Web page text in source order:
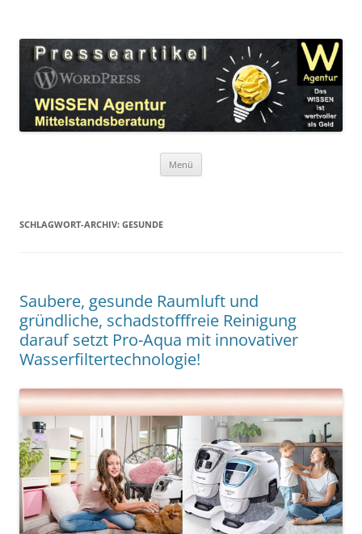
Agentur
Menü
SCHLAGWORT-ARCHIV: GESUNDE
Saubere, gesunde Raumluft und
gründliche, schadstofffreie Reinigung
darauf setzt Pro-Aqua mit innovativer
Wasserfiltertechnologie!